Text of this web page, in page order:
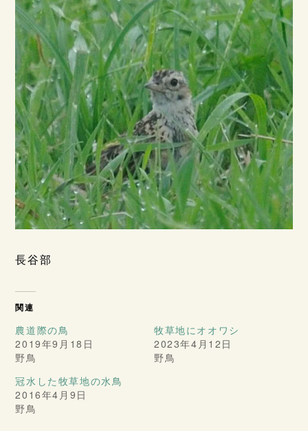
長谷部
関連
農道際の鳥
2019年9月18日
野鳥
牧草地にオオワシ
2023年4月12日
野鳥
冠水した牧草地の水鳥
2016年4月9日
野鳥